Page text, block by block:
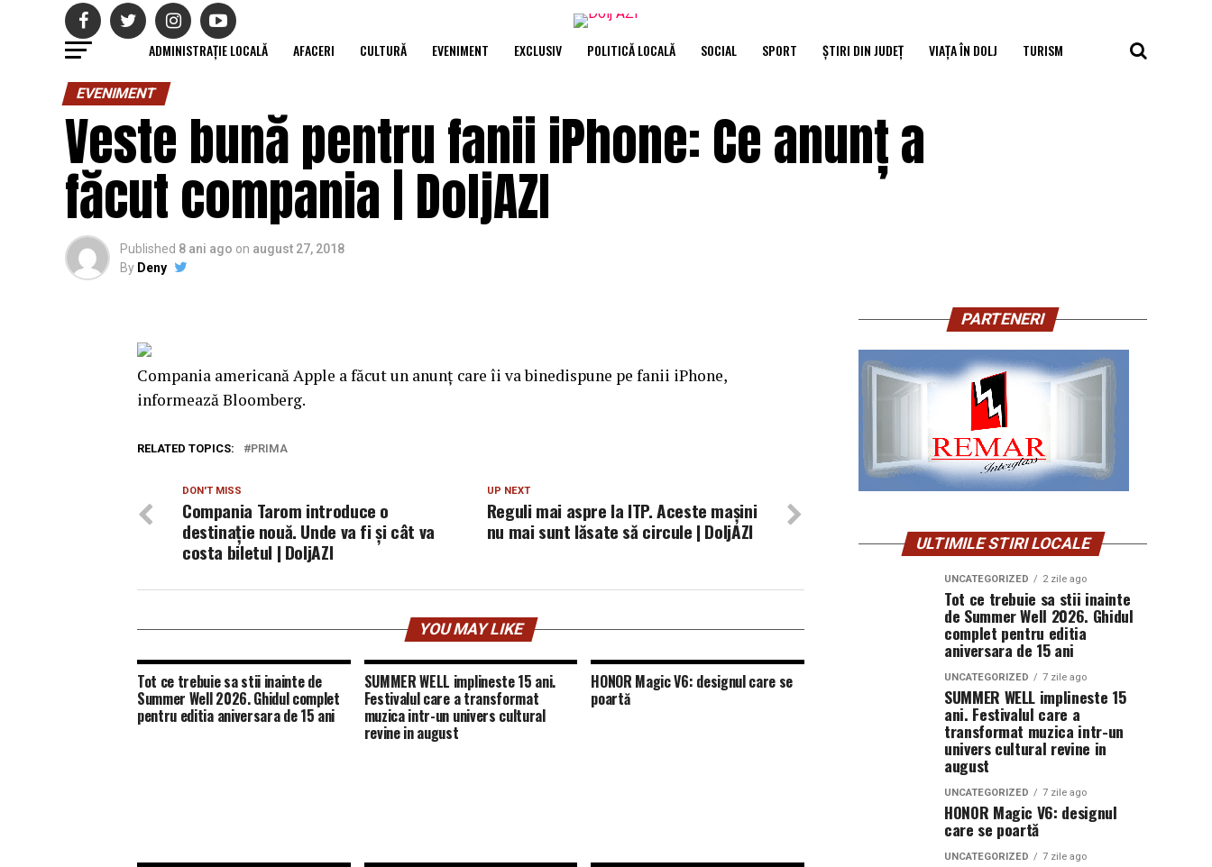
ADMINISTRAȚIE LOCALĂ AFACERI CULTURĂ EVENIMENT EXCLUSIV POLITICĂ LOCALĂ SOCIAL SPORT ȘTIRI DIN JUDEȚ VIAȚA ÎN DOLJ TURISM
EVENIMENT
Veste bună pentru fanii iPhone: Ce anunț a
făcut compania | DoljAZI
Published 8 ani ago on august 27, 2018
By Deny
Compania americană Apple a făcut un anunț care îi va binedispune pe fanii iPhone,
informează Bloomberg.
RELATED TOPICS: PRIMA
UP NEXT
Reguli mai aspre la ITP. Aceste maşini
nu mai sunt lăsate să circule | DoljAZI
DON'T MISS
Compania Tarom introduce o
destinație nouă. Unde va fi și cât va
costa biletul | DoljAZI
YOU MAY LIKE
Tot ce trebuie sa stii inainte de
Summer Well 2026. Ghidul complet
pentru editia aniversara de 15 ani
SUMMER WELL implineste 15 ani.
Festivalul care a transformat
muzica intr-un univers cultural
revine in august
HONOR Magic V6: designul care se
poartă
PARTENERI
ULTIMILE STIRI LOCALE
UNCATEGORIZED 2 zile ago
Tot ce trebuie sa stii inainte
de Summer Well 2026. Ghidul
complet pentru editia
aniversara de 15 ani
UNCATEGORIZED 7 zile ago
SUMMER WELL implineste 15
ani. Festivalul care a
transformat muzica intr-un
univers cultural revine in
august
UNCATEGORIZED 7 zile ago
HONOR Magic V6: designul
care se poartă
UNCATEGORIZED 7 zile ago